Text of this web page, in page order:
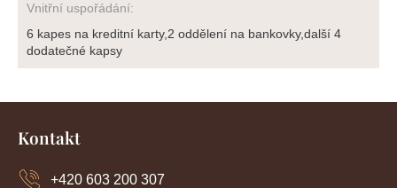
Vnitřní uspořádání:
6 kapes na kreditní karty,2 oddělení na bankovky,další 4
dodatečné kapsy
Kontakt
+420 603 200 307